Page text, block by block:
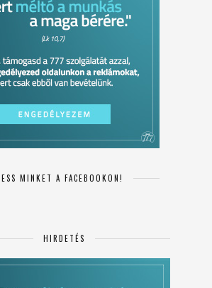
MINKET A FACEBOOKON!
HIRDETÉS